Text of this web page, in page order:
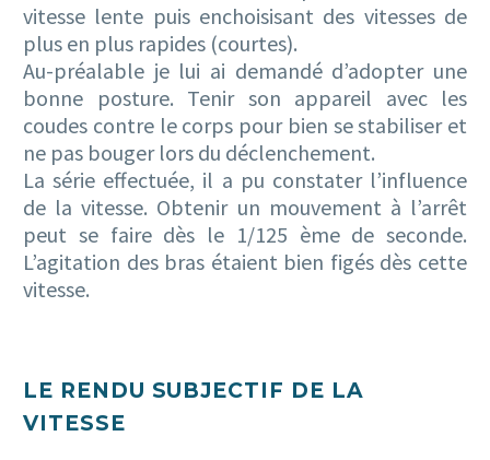
vitesse lente puis enchoisisant des vitesses de
plus en plus rapides (courtes).
Au-préalable je lui ai demandé d’adopter une
bonne posture. Tenir son appareil avec les
coudes contre le corps pour bien se stabiliser et
ne pas bouger lors du déclenchement.
La série effectuée, il a pu constater l’influence
de la vitesse. Obtenir un mouvement à l’arrêt
peut se faire dès le 1/125 ème de seconde.
L’agitation des bras étaient bien figés dès cette
vitesse.
LE RENDU SUBJECTIF DE LA
VITESSE